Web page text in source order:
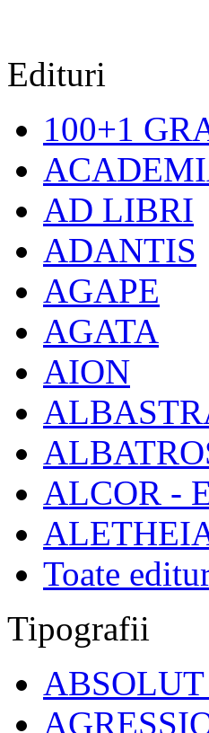
Edituri
100+1
AD LIBRI
ADANTIS
AGAPE
AGATA
AION
ALCOR -
Toate
Tipografii